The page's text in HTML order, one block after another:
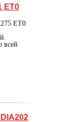
ET0
ET0
всей